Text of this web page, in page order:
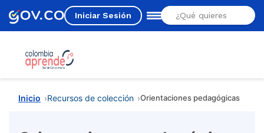
Iniciar Sesión
Estás aquí
Inicio Recursos de colección Orientaciones pedagógicas